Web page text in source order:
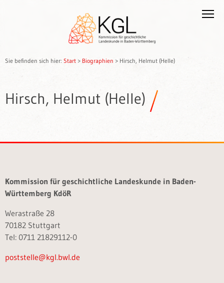
Sie befinden sich hier: Start > Biographien > Hirsch, Helmut (Helle)
Hirsch, Helmut (Helle)
Kommission für geschichtliche Landeskunde in Baden-
Württemberg KdöR
Werastraße 28
70182 Stuttgart
Tel: 0711 21829112-0
poststelle@kgl.bwl.de